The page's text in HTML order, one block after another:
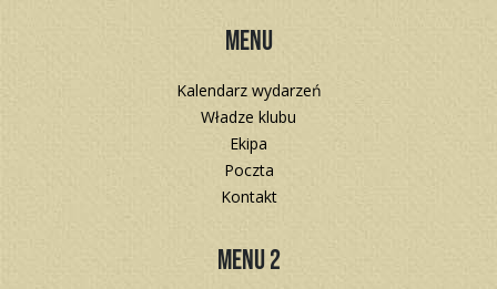
Menu
Kalendarz wydarzeń
Władze klubu
Ekipa
Poczta
Kontakt
Menu 2